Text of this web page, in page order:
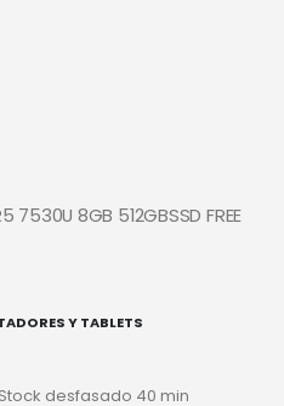
8GB 512GBSSD FREE
Y TABLETS
Stock desfasado 40 min